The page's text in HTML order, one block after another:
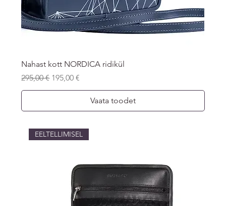
Nahast kott NORDICA ridikül
Regular Price
295,00 € Sale Price
195,00 €
Vaata toodet
EELTELLIMISEL